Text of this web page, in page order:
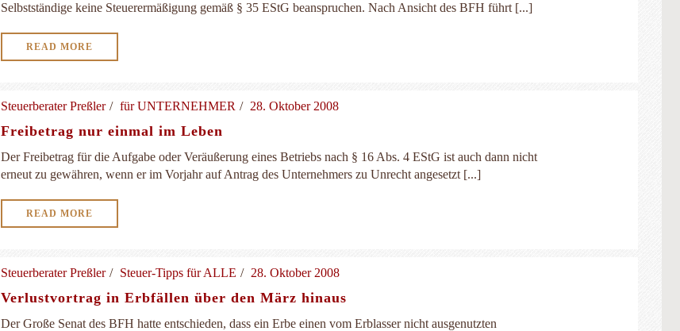
Selbstständige keine Steuerermäßigung gemäß § 35 EStG beanspruchen. Nach Ansicht des BFH führt [...]
READ MORE
Steuerberater Preßler für UNTERNEHMER 28. Oktober 2008
Freibetrag nur einmal im Leben
Der Freibetrag für die Aufgabe oder Veräußerung eines Betriebs nach § 16 Abs. 4 EStG ist auch dann nicht
erneut zu gewähren, wenn er im Vorjahr auf Antrag des Unternehmers zu Unrecht angesetzt [...]
READ MORE
Steuerberater Preßler Steuer-Tipps für ALLE 28. Oktober 2008
Verlustvortrag in Erbfällen über den März hinaus
Der Große Senat des BFH hatte entschieden, dass ein Erbe einen vom Erblasser nicht ausgenutzten